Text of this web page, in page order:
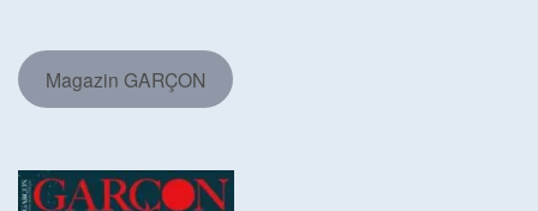
Magazin GARÇON